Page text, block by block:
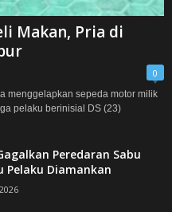
Makan, Pria di
0
menggelapkan sepeda motor milik
pelaku berinisial DS (23)
Peredaran Sabu
Pelaku Diamankan